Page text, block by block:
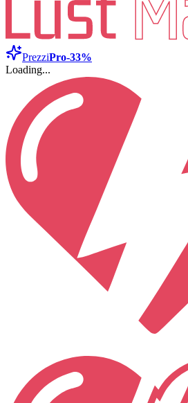
PrezziPro-33%
Loading...